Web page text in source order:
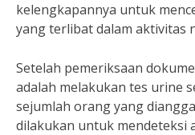
kelengkapannya untuk
yang terlibat dalam aktivitas
Setelah pemeriksaan
adalah melakukan tes urine
sejumlah orang yang
dilakukan untuk mendeteksi